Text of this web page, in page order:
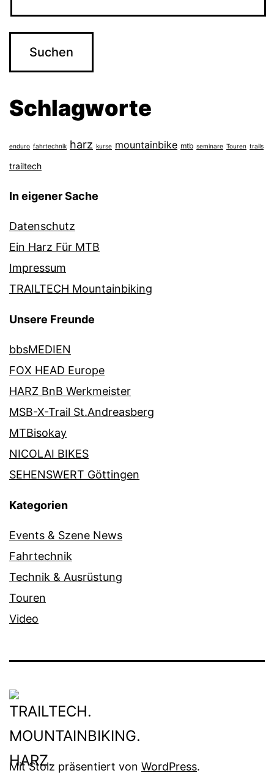
Schlagworte
enduro fahrtechnik harz kurse mountainbike mtb seminare Touren trails
trailtech
In eigener Sache
Datenschutz
Ein Harz Für MTB
Impressum
TRAILTECH Mountainbiking
Unsere Freunde
bbsMEDIEN
FOX HEAD Europe
HARZ BnB Werkmeister
MSB-X-Trail St.Andreasberg
MTBisokay
NICOLAI BIKES
SEHENSWERT Göttingen
Kategorien
Events & Szene News
Fahrtechnik
Technik & Ausrüstung
Touren
Video
Mit Stolz präsentiert von WordPress.